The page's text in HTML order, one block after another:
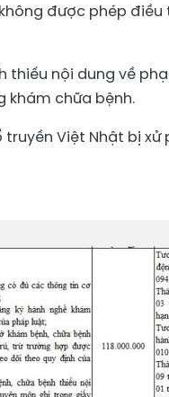
được phép
thiếu nội dung về
khám chữa bệnh.
Việt Nhật bị xử